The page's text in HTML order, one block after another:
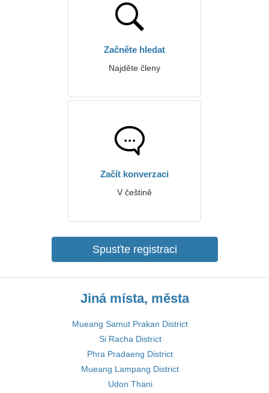
Začněte hledat
Najděte členy
Začít konverzaci
V češtině
Spusťte registraci
Jiná místa, města
Mueang Samut Prakan District
Si Racha District
Phra Pradaeng District
Mueang Lampang District
Udon Thani